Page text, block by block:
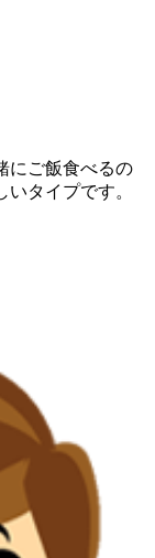
にご飯食べるの
タイプです。